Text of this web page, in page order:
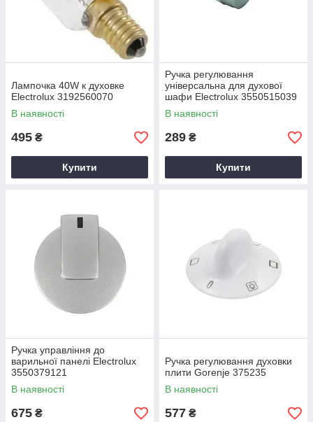
Лампочка 40W к духовке
Electrolux 3192560070
В наявності
495 ₴
Купити
Ручка регулювання
універсальна для духової
шафи Electrolux 3550515039
В наявності
289 ₴
Купити
Ручка управління до
варильної панелі Electrolux
3550379121
В наявності
675 ₴
Ручка регулювання духовки
плити Gorenje 375235
В наявності
577 ₴